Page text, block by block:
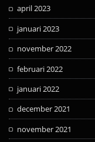
april 2023
januari 2023
november 2022
februari 2022
januari 2022
december 2021
november 2021